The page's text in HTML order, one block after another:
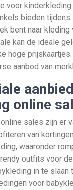
voor
bieden
bent naar
kan de ideale
hoge
aanbod van
online
sales zijn er
van
waaronder
outfits voor
in te
voor